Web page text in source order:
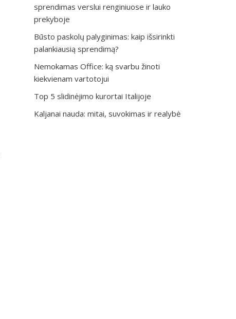
sprendimas verslui renginiuose ir lauko
prekyboje
Būsto paskolų palyginimas: kaip išsirinkti
palankiausią sprendimą?
Nemokamas Office: ką svarbu žinoti
kiekvienam vartotojui
Top 5 slidinėjimo kurortai Italijoje
Kaljanai nauda: mitai, suvokimas ir realybė